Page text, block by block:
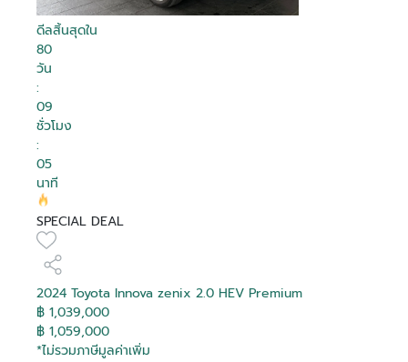
ดีลสิ้นสุดใน
80
วัน
:
09
ชั่วโมง
:
05
นาที
SPECIAL DEAL
2024 Toyota Innova zenix 2.0 HEV Premium
฿ 1,039,000
฿ 1,059,000
*ไม่รวมภาษีมูลค่าเพิ่ม